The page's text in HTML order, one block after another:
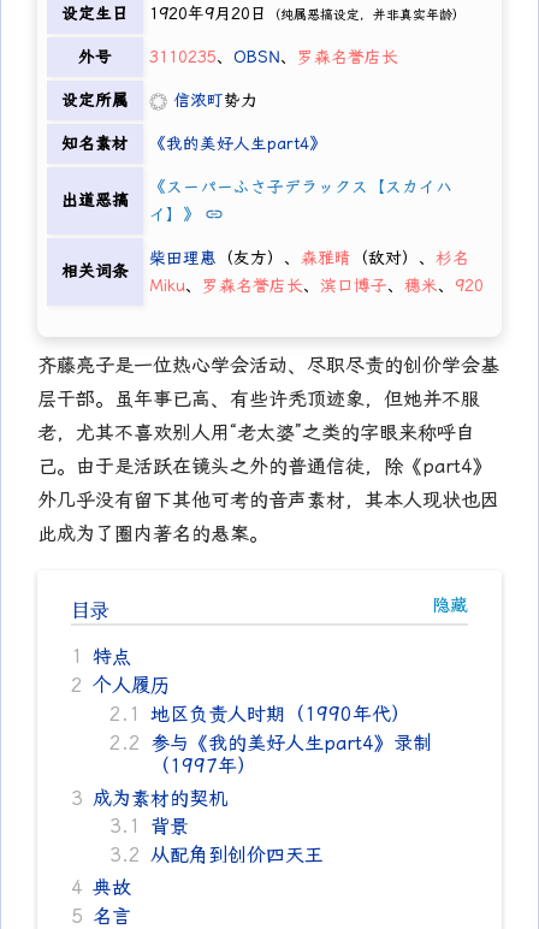
设定生日 1920年9月20日 （纯属恶搞设定，并非真实年龄）
外号 3110235、 OBSN、 罗森名誉店长
设定所属 信浓町势力
知名素材 《我的美好人生part4》
出道恶搞
《スーパーふさ子デラックス【スカイハ
イ】》
相关词条
柴田理惠 （友方）、 森雅晴 （敌对）、 杉名
Miku、 罗森名誉店长、 滨口博子、 穗米、 920
齐藤亮子是一位热心学会活动、尽职尽责的创价学会基
层干部。虽年事已高、有些许秃顶迹象，但她并不服
老，尤其不喜欢别人用“老太婆”之类的字眼来称呼自
己。由于是活跃在镜头之外的普通信徒，除《part4》
外几乎没有留下其他可考的音声素材，其本人现状也因
此成为了圈内著名的悬案。
目录
1
特点
2 个人履历
2.1
地区负责人时期（1990年代）
2.2 参与《我的美好人生part4》录制
（1997年）
3 成为素材的契机
3.1
背景
3.2 从配角到创价四天王
4 典故
5 名言